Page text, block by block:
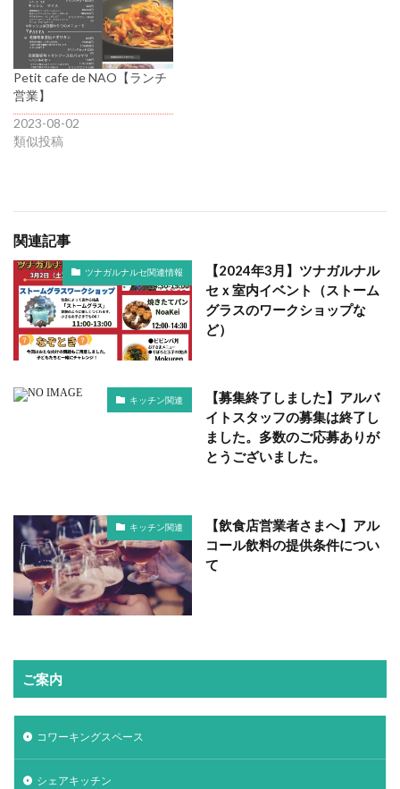
Petit cafe de NAO【ランチ
営業】
2023-08-02
類似投稿
関連記事
ツナガルナルセ関連情報
【2024年3月】ツナガルナル
セｘ室内イベント（ストーム
グラスのワークショップな
ど）
キッチン関連
【募集終了しました】アルバ
イトスタッフの募集は終了し
ました。多数のご応募ありが
とうございました。
キッチン関連
【飲食店営業者さまへ】アル
コール飲料の提供条件につい
て
ご案内
コワーキングスペース
シェアキッチン